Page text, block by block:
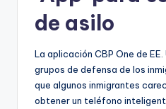
de asilo
La aplicación CBP One de
grupos de defensa de los
que algunos inmigrantes
obtener un teléfono